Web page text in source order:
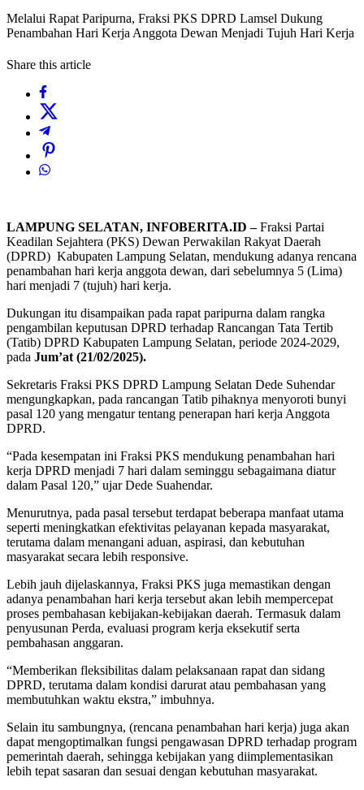
Melalui Rapat Paripurna, Fraksi PKS DPRD Lamsel Dukung
Penambahan Hari Kerja Anggota Dewan Menjadi Tujuh Hari Kerja
Share this article
LAMPUNG SELATAN, INFOBERITA.ID –Fraksi Partai
Keadilan Sejahtera (PKS) Dewan Perwakilan Rakyat Daerah
(DPRD) Kabupaten Lampung Selatan, mendukung adanya rencana
penambahan hari kerja anggota dewan, dari sebelumnya 5 (Lima)
hari menjadi 7 (tujuh) hari kerja.
Dukungan itu disampaikan pada rapat paripurna dalam rangka
pengambilan keputusan DPRD terhadap Rancangan Tata Tertib
(Tatib) DPRD Kabupaten Lampung Selatan, periode 2024-2029,
pada Jum’at (21/02/2025).
Sekretaris Fraksi PKS DPRD Lampung Selatan Dede Suhendar
mengungkapkan, pada rancangan Tatib pihaknya menyoroti bunyi
pasal 120 yang mengatur tentang penerapan hari kerja Anggota
DPRD.
“Pada kesempatan ini Fraksi PKS mendukung penambahan hari
kerja DPRD menjadi 7 hari dalam seminggu sebagaimana diatur
dalam Pasal 120,” ujar Dede Suahendar.
Menurutnya, pada pasal tersebut terdapat beberapa manfaat utama
seperti meningkatkan efektivitas pelayanan kepada masyarakat,
terutama dalam menangani aduan, aspirasi, dan kebutuhan
masyarakat secara lebih responsive.
Lebih jauh dijelaskannya, Fraksi PKS juga memastikan dengan
adanya penambahan hari kerja tersebut akan lebih mempercepat
proses pembahasan kebijakan-kebijakan daerah. Termasuk dalam
penyusunan Perda, evaluasi program kerja eksekutif serta
pembahasan anggaran.
“Memberikan fleksibilitas dalam pelaksanaan rapat dan sidang
DPRD, terutama dalam kondisi darurat atau pembahasan yang
membutuhkan waktu ekstra,” imbuhnya.
Selain itu sambungnya, (rencana penambahan hari kerja) juga akan
dapat mengoptimalkan fungsi pengawasan DPRD terhadap program
pemerintah daerah, sehingga kebijakan yang diimplementasikan
lebih tepat sasaran dan sesuai dengan kebutuhan masyarakat.